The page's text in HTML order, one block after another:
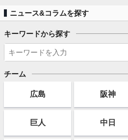
ニュース&コラムを探す
キーワードから探す
チーム
広島 阪神
巨人 中日